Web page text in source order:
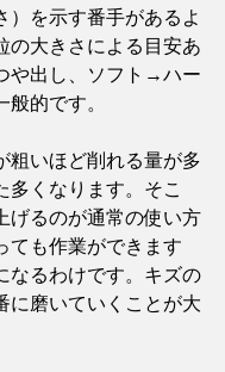
）を示す番手があるよ
の大きさによる目安あ
出し、ソフト→ハー
的です。
粗いほど削れる量が多
多くなります。そこ
げるのが通常の使い方
ても作業ができます
なるわけです。キズの
に磨いていくことが大